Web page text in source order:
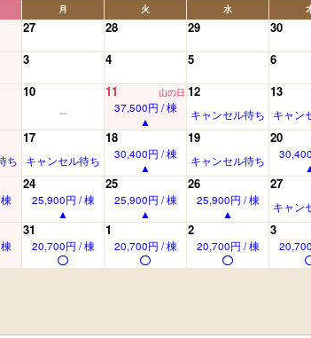
月 火 水
27 28 29 30
3 4 5 6
10 11 山の日
37,500円 / 棟
12
キャンセル待ち
13
キャン
ち
17
キャンセル待ち
18
30,400円 / 棟
19
キャンセル待ち
20
24
25,900円 / 棟
25
25,900円 / 棟
26
25,900円 / 棟
27
キャン
31
20,700円 / 棟
1
20,700円 / 棟
2
20,700円 / 棟
3